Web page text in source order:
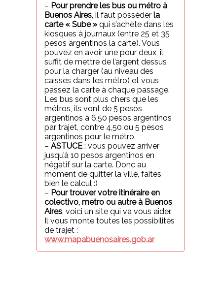
– Pour prendre les bus ou métro à
Buenos Aires , il faut posséder la
carte « Sube »qui s’achète dans les
kiosques à journaux (entre 25 et 35
pesos argentinos la carte). Vous
pouvez en avoir une pour deux, il
suffit de mettre de l’argent dessus
pour la charger (au niveau des
caisses dans les métro) et vous
passez la carte à chaque passage.
Les bus sont plus chers que les
métros, ils vont de 5 pesos
argentinos à 6,50 pesos argentinos
par trajet, contre 4,50 ou 5 pesos
argentinos pour le métro.
– ASTUCE: vous pouvez arriver
jusqu’à 10 pesos argentinos en
négatif sur la carte. Donc au
moment de quitter la ville, faites
bien le calcul :)
– Pour trouver votre itinéraire en
colectivo, metro ou autre à Buenos
Aires , voici un site qui va vous aider.
Il vous monte toutes les possibilités
de trajet :
www.mapabuenosaires.gob.ar